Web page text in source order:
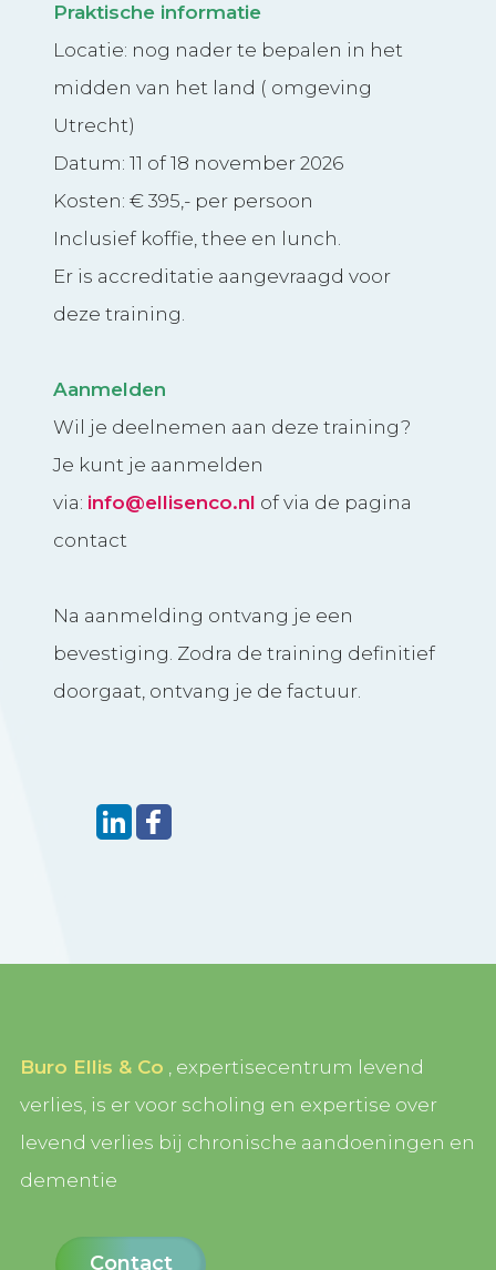
Praktische informatie
Locatie: nog nader te bepalen in het
midden van het land ( omgeving
Utrecht)
Datum: 11 of 18 november 2026
Kosten: € 395,- per persoon
Inclusief koffie, thee en lunch.
Er is accreditatie aangevraagd voor
deze training.
Aanmelden
Wil je deelnemen aan deze training?
Je kunt je aanmelden
via: info@ellisenco.nl of via de pagina
contact
Na aanmelding ontvang je een
bevestiging. Zodra de training definitief
doorgaat, ontvang je de factuur.
Buro Ellis & Co , expertisecentrum levend
verlies, is er voor scholing en expertise over
levend verlies bij chronische aandoeningen en
dementie
Contact